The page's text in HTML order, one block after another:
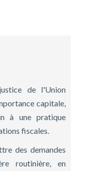
de l'Union
capitale,
à une pratique
fiscales.
des demandes
routinière, en